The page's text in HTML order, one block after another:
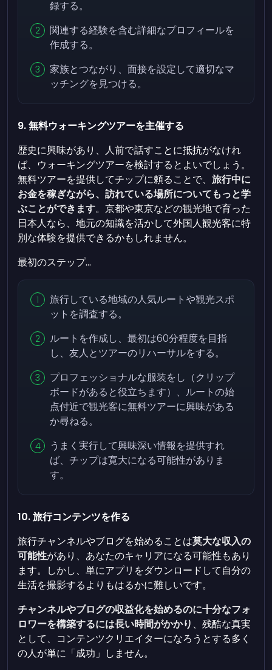
録する。
関連する経験を含む詳細なプロフィールを
作成する。
家族とつながり、面接を設定して適切なマ
ッチングを見つける。
9. 無料ウォーキングツアーを主催する
歴史に興味があり、人前で話すことに抵抗がなけれ
ば、ウォーキングツアーを検討するとよいでしょう。
無料ツアーを提供してチップに頼ることで、旅行中に
お金を稼ぎながら、訪れている場所についてもっと学
ぶことができます。京都や東京などの観光地で育った
日本人なら、地元の知識を活かして外国人観光客に特
別な体験を提供できるかもしれません。
最初のステップ...
旅行している地域の人気ルートや観光スポ
ットを調査する。
ルートを作成し、最初は60分程度を目指
し、友人とツアーのリハーサルをする。
プロフェッショナルな服装をし（クリップ
ボードがあると役立ちます）、ルートの始
点付近で観光客に無料ツアーに興味がある
か尋ねる。
うまく実行して興味深い情報を提供すれ
ば、チップは寛大になる可能性がありま
す。
10. 旅行コンテンツを作る
旅行チャンネルやブログを始めることは莫大な収入の
可能性があり、あなたのキャリアになる可能性もあり
ます。しかし、単にアプリをダウンロードして自分の
生活を撮影するよりもはるかに難しいです。
チャンネルやブログの収益化を始めるのに十分なフォ
ロワーを構築するには長い時間がかかり 、残酷な真実
として、コンテンツクリエイターになろうとする多く
の人が単に「成功」しません。